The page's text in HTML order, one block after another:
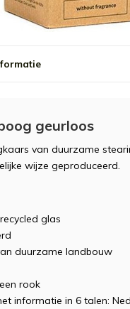
geurloos
van duurzame
wijze geproduceerd.
glas
duurzame landbouw
rook
informatie in 6 talen: